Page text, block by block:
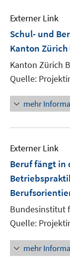
Externer Link
Schul- und
Kanton Zürich
Kanton Zürich
Quelle:
mehr
Externer Link
Beruf fängt in
Bundesinstitut
Quelle:
mehr